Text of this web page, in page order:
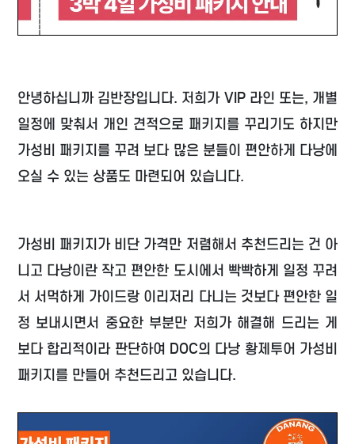
안녕하십니까 김반장입니다. 저희가 VIP 라인 또는, 개별
일정에 맞춰서 개인 견적으로 패키지를 꾸리기도 하지만
가성비 패키지를 꾸려 보다 많은 분들이 편안하게 다낭에
오실 수 있는 상품도 마련되어 있습니다.
가성비 패키지가 비단 가격만 저렴해서 추천드리는 건 아
니고 다낭이란 작고 편안한 도시에서 빡빡하게 일정 꾸려
서 서먹하게 가이드랑 이리저리 다니는 것보다 편안한 일
정 보내시면서 중요한 부분만 저희가 해결해 드리는 게
보다 합리적이라 판단하여 DOC의 다낭 황제투어 가성비
패키지를 만들어 추천드리고 있습니다.